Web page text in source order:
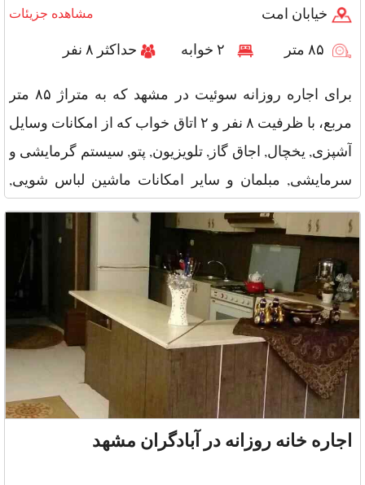
خیابان امت مشاهده جزیئات
حداکثر ۸ نفر
برای اجاره روزانه سوئیت در مشهد که به متراژ ۸۵ متر
مربع، با ظرفیت ۸ نفر و ۲ اتاق خواب که از امکانات وسایل
آشپزی, یخچال, اجاق گاز, تلویزیون, پتو, سیستم گرمایشی و
سرمایشی, مبلمان و سایر امکانات ماشین لباس شویی,
ماکروفر, تو
اجاره خانه روزانه در آبادگران مشهد